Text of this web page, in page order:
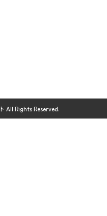
All Rights Reserved.